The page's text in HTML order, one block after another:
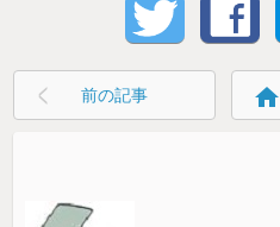
前の記事 home